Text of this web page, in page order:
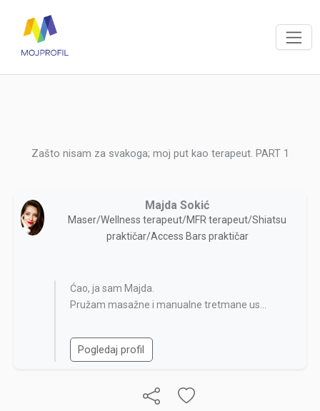
Zašto nisam za svakoga; moj put kao terapeut. PART 1
Majda Sokić
Maser/Wellness terapeut/MFR terapeut/Shiatsu
praktičar/Access Bars praktičar
Ćao, ja sam Majda.
Pružam masažne i manualne tretmane us...
Pogledaj profil